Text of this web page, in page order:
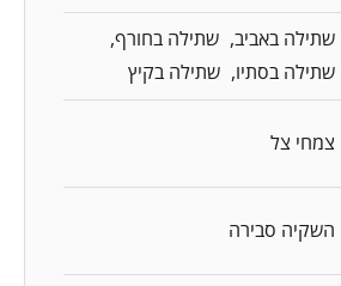
שתילה באביב שתילה בחורף
שתילה בסתיו
שתילה בקיץ
צמחי צל
השקיה סבירה